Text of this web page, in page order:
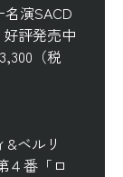
演SACD
評発売中
（税
&ベルリ
４番「ロ